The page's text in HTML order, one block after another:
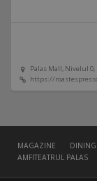
Palas Mall, Nivelul 0,
https://
MAGAZINE DINING
AMFITEATRUL PALAS